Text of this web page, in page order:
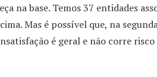
na base. Temos 37 entidades
Mas é possível que, na
é geral e não corre